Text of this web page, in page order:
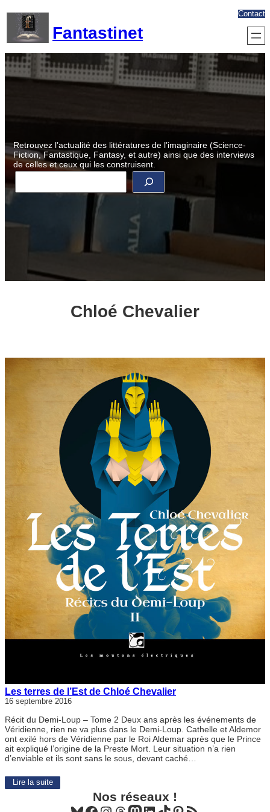
contenu
Fantastinet
Contact
Retrouvez l’actualité des littératures de l’imaginaire (Science-
Fiction, Fantastique, Fantasy, et autre) ainsi que des interviews
de celles et ceux qui les construisent.
R
e
c
r
Chloé Chevalier
Les terres de l’Est de Chloé Chevalier
16 septembre 2016
Récit du Demi-Loup – Tome 2 Deux ans après les événements de
Véridienne, rien ne va plus dans le Demi-Loup. Cathelle et Aldemor
ont exilé hors de Véridienne par le Roi Aldemar après que le Prince
ait expliqué l’origine de la Preste Mort. Leur situation n’a rien
d’enviable et ils sont sans le sous, devant caché…
Lire la suite
Nos réseaux !